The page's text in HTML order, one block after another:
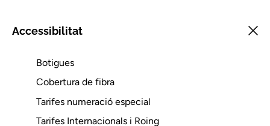
Accessibilitat
Botigues
Cobertura de fibra
Tarifes numeració especial
Tarifes Internacionals i Roing